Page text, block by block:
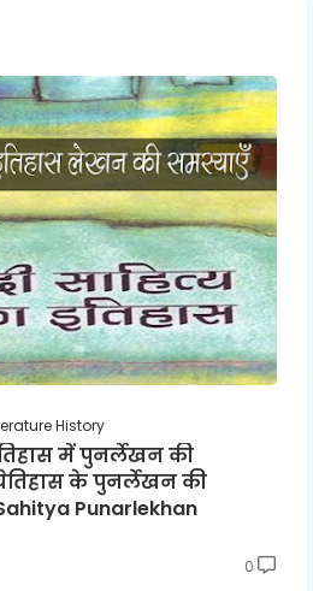
History
में पुनर्लेखन की
के पुनर्लेखन की
Punarlekhan
0